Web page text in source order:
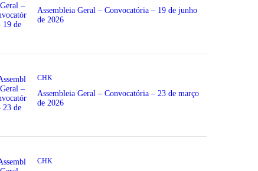
Assembleia Geral – Convocatória – 19 de junho
de 2026
CHK
Assembleia Geral – Convocatória – 23 de março
de 2026
CHK